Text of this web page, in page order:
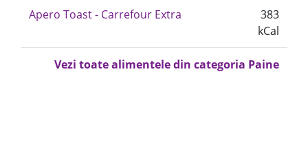
Apero Toast - Carrefour Extra
383
kCal
Vezi toate alimentele din categoria Paine